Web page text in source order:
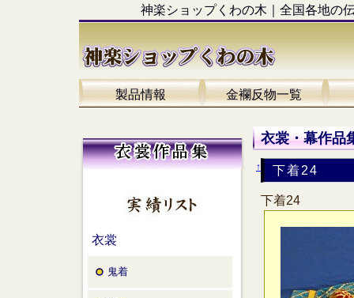
神楽ショップくわの木｜全国各地の
製品情報 金襴反物一覧
衣裳
鬼着
衣裳・幕作品
下着24
下着24
↑